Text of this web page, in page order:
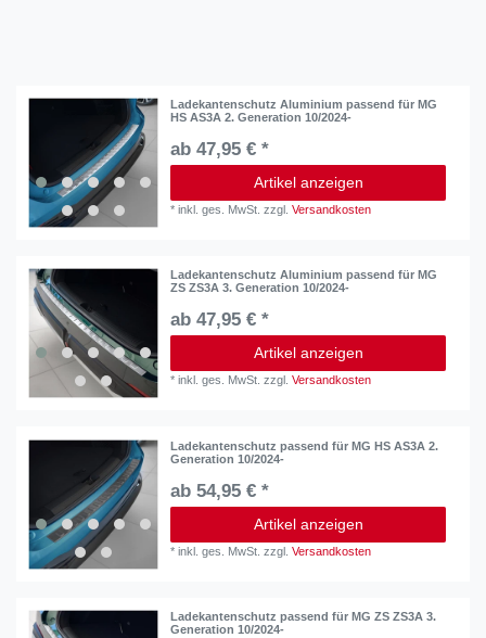
Ladekantenschutz Aluminium passend für MG
HS AS3A 2. Generation 10/2024-
ab 47,95 € *
Artikel anzeigen
*inkl. ges. MwSt. zzgl.Versandkosten
Ladekantenschutz Aluminium passend für MG
ZS ZS3A 3. Generation 10/2024-
ab 47,95 € *
Artikel anzeigen
*inkl. ges. MwSt. zzgl.Versandkosten
Ladekantenschutz passend für MG HS AS3A 2.
Generation 10/2024-
ab 54,95 € *
Artikel anzeigen
*inkl. ges. MwSt. zzgl.Versandkosten
Ladekantenschutz passend für MG ZS ZS3A 3.
Generation 10/2024-